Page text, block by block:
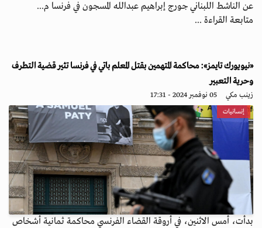
عن الناشط اللبناني جورج إبراهيم عبدالله المسجون في فرنسا م...
متابعة القراءة ...
«نيويورك تايمز»: محاكمة المتهمين بقتل المعلم باتي في فرنسا تثير قضية التطرف
وحرية التعبير
زينب مكي 05 نوفمبر 2024 - 17:31
إنسانيات
بدأت، أمس الاثنين، في أروقة القضاء الفرنسي محاكمة ثمانية أشخاص